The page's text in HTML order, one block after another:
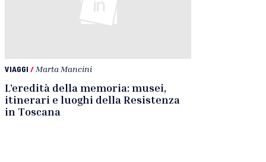
VIAGGI / Marta Mancini
L’eredità della memoria: musei,
itinerari e luoghi della Resistenza
in Toscana